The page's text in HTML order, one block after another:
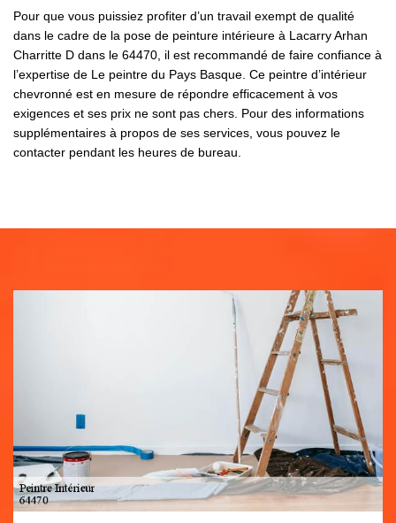
Pour que vous puissiez profiter d’un travail exempt de qualité
dans le cadre de la pose de peinture intérieure à Lacarry Arhan
Charritte D dans le 64470, il est recommandé de faire confiance à
l’expertise de Le peintre du Pays Basque. Ce peintre d’intérieur
chevronné est en mesure de répondre efficacement à vos
exigences et ses prix ne sont pas chers. Pour des informations
supplémentaires à propos de ses services, vous pouvez le
contacter pendant les heures de bureau.